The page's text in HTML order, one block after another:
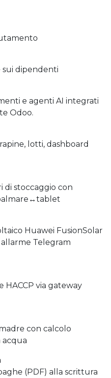
dipendenti
e agenti AI integrati
Odoo.
lotti, dashboard
di stoccaggio con
Huawei FusionSolar
Telegram
via gateway
con calcolo
(PDF) alla scrittura